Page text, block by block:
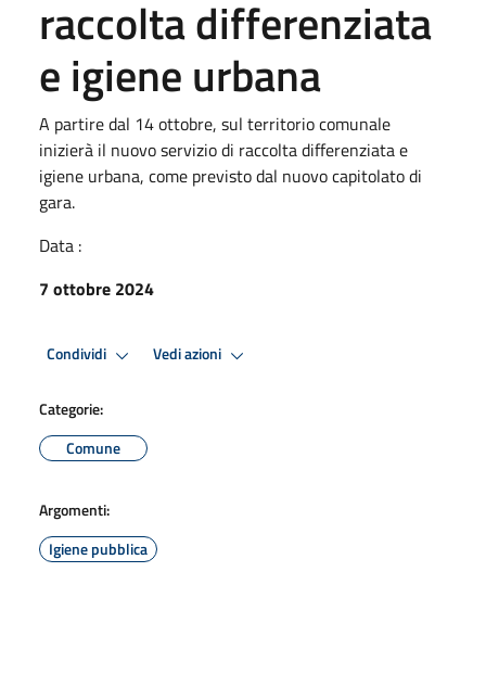
raccolta differenziata
e igiene urbana
A partire dal 14 ottobre, sul territorio comunale
inizierà il nuovo servizio di raccolta differenziata e
igiene urbana, come previsto dal nuovo capitolato di
gara.
Data :
7 ottobre 2024
Condividi Vedi azioni
Categorie:
Comune
Argomenti:
Igiene pubblica